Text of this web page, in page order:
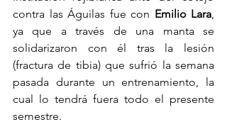
contra las Águilas fue con Emilio Lara,
ya que a través de una manta se
solidarizaron con él tras la lesión
(fractura de tibia) que sufrió la semana
pasada durante un entrenamiento, la
cual lo tendrá fuera todo el presente
semestre.